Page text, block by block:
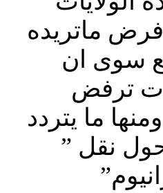
ماتريده
سوى ان
ترفض
ما يتردد
نقل ”